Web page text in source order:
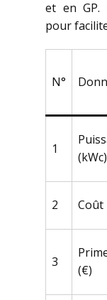
et en GP.
pour
N°
1
(kWc)
2 Coût
3
(€)